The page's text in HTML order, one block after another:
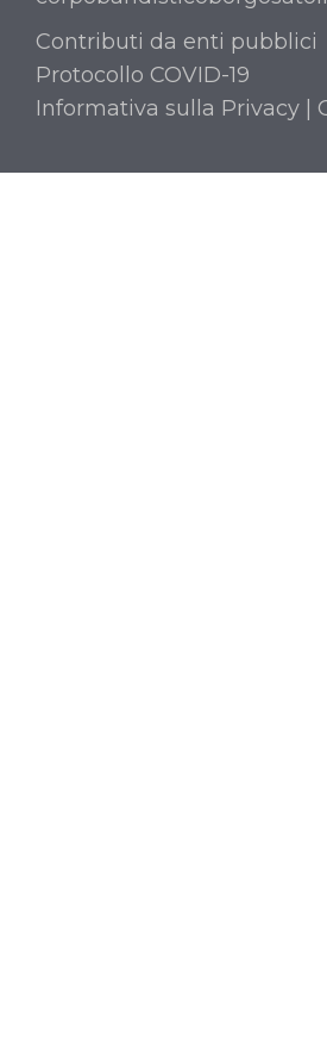
Contributi da enti pubblici
Protocollo COVID-19
Informativa sulla Privacy